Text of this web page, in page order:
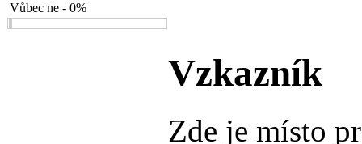
Vůbec ne - 0%
Vzkazník
Zde je místo